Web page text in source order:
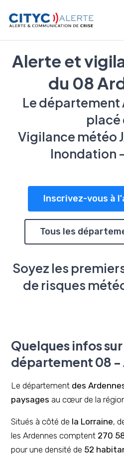
Téléalerte - Entreprises et
Alerte et
du 08
Le département
placé
Vigilance météo
Inondation
Inscrivez-vous à
Tous les
Soyez les
de risques
Quelques infos
département 08 -
Le département des
paysages au cœur de la
Situés à côté de la Lorraine,
les Ardennes comptent 270
pour une densité de 52